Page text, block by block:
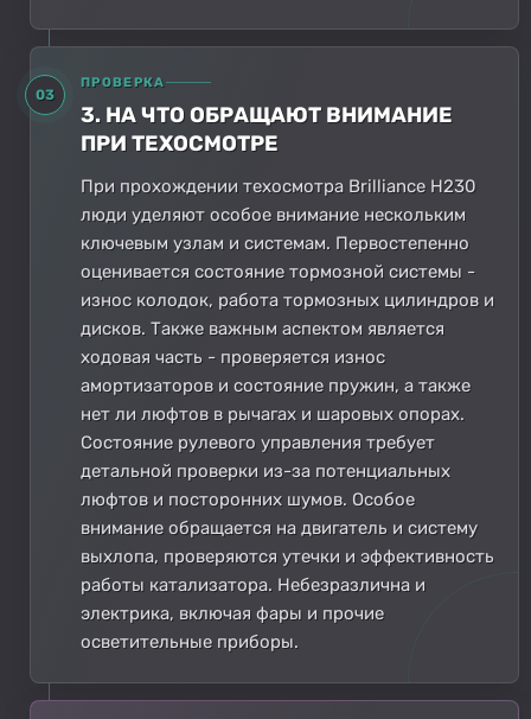
03
ПРОВЕРКА
3. НА ЧТО ОБРАЩАЮТ ВНИМАНИЕ
ПРИ ТЕХОСМОТРЕ
При прохождении техосмотра Brilliance H230
люди уделяют особое внимание нескольким
ключевым узлам и системам. Первостепенно
оценивается состояние тормозной системы -
износ колодок, работа тормозных цилиндров и
дисков. Также важным аспектом является
ходовая часть - проверяется износ
амортизаторов и состояние пружин, а также
нет ли люфтов в рычагах и шаровых опорах.
Состояние рулевого управления требует
детальной проверки из-за потенциальных
люфтов и посторонних шумов. Особое
внимание обращается на двигатель и систему
выхлопа, проверяются утечки и эффективность
работы катализатора. Небезразлична и
электрика, включая фары и прочие
осветительные приборы.